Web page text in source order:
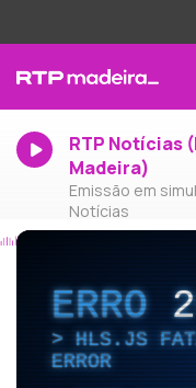
RTP Notícias
Madeira)
Emissão em
Notícias
ERRO
HLS.JS
ERROR